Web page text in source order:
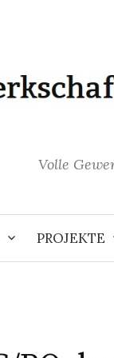
Volle
PROJEKTE